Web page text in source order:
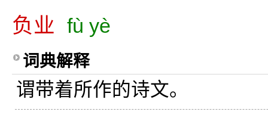
负业 fù yè
词典解释
谓带着所作的诗文。